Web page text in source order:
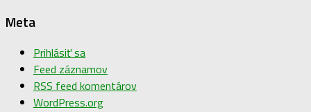
Meta
Prihlásiť sa
Feed záznamov
RSS feed komentárov
WordPress.org